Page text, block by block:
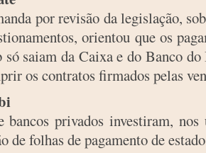
por revisão da legislação,
orientou que os
só saiam da Caixa e do Banco
os contratos firmados pelas
bancos privados investiram,
de folhas de pagamento de